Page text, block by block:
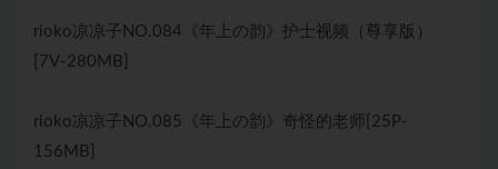
rioko凉凉子NO.084《年上の韵》护士视频（尊享版）
[7V-280MB]
rioko凉凉子NO.085《年上の韵》奇怪的老师[25P-
156MB]